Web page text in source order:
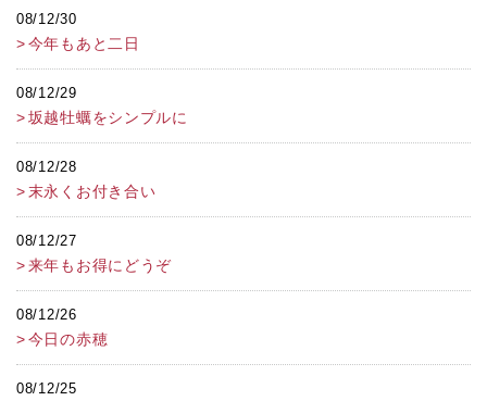
08/12/30
今年もあと二日
08/12/29
坂越牡蠣をシンプルに
08/12/28
末永くお付き合い
08/12/27
来年もお得にどうぞ
08/12/26
今日の赤穂
08/12/25